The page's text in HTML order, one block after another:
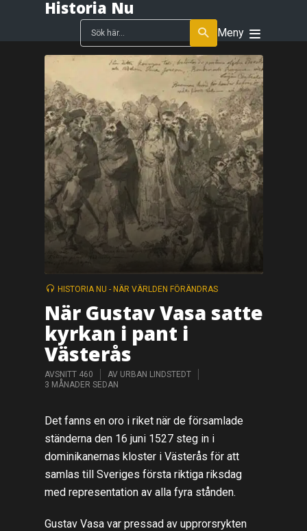
Historia Nu
Meny
HISTORIA NU - NÄR VÄRLDEN FÖRÄNDRAS
När Gustav Vasa satte
kyrkan i pant i
Västerås
AVSNITT 460 AV URBAN LINDSTEDT
3 MÅNADER SEDAN
Det fanns en oro i riket när de församlade
ständerna den 16 juni 1527 steg in i
dominikanernas kloster i Västerås för att
samlas till Sveriges första riktiga riksdag
med representation av alla fyra stånden.
Gustav Vasa var pressad av upprorsrykten